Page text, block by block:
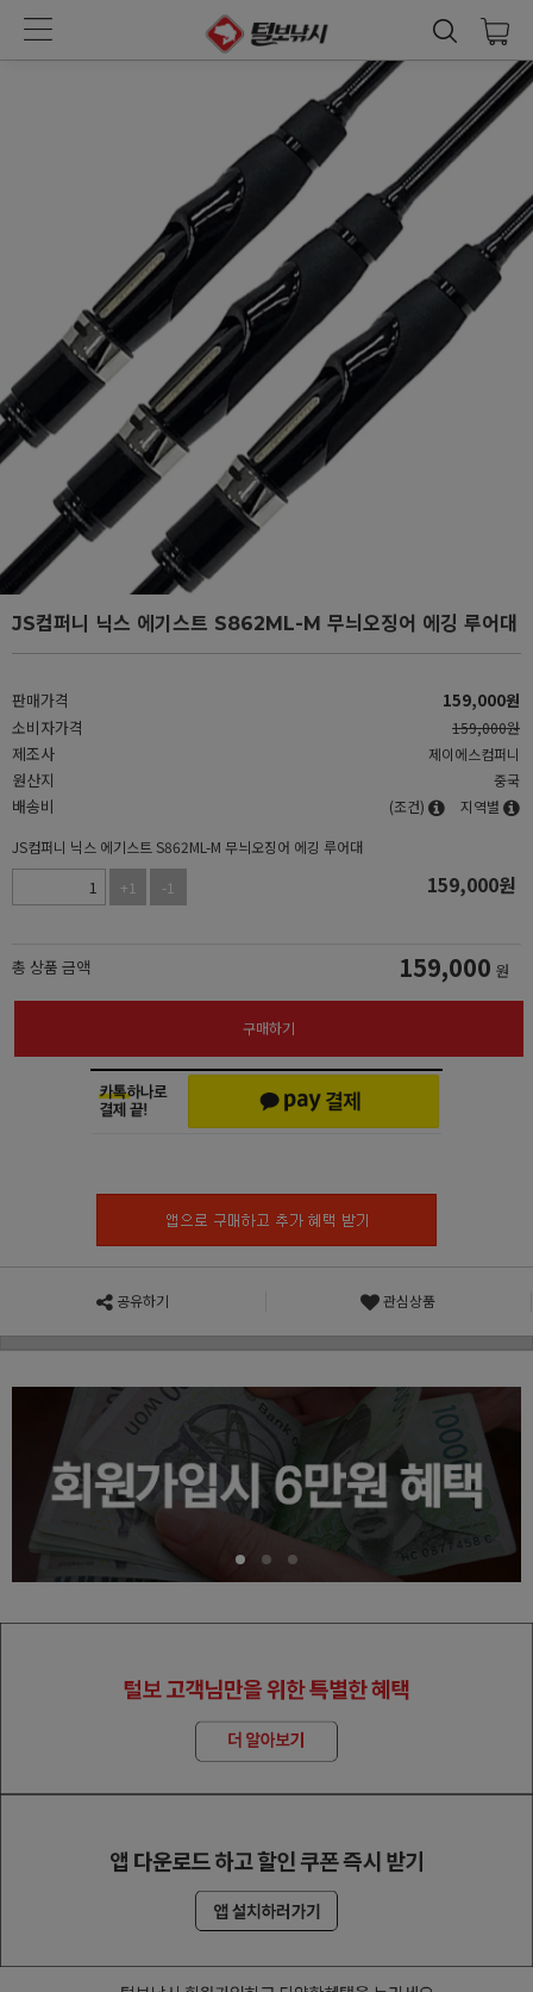
JS컴퍼니 닉스 에기스트 S862ML-M 무늬오징어 에깅 루어대
판매가격 159,000원
소비자가격
159,000원
제조사 제이에스컴퍼니
원산지 중국
배송비 (조건)
지역별
JS컴퍼니 닉스 에기스트 S862ML-M 무늬오징어 에깅 루어대
+1
-1 159,000원
총 상품 금액 159,000 원
구매하기
공유하기 관심상품